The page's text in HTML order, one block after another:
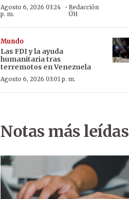
Agosto 6, 2026 03:24
p. m.
· Redacción
ÚH
Mundo
Las FDI y la ayuda
humanitaria tras
terremotos en Venezuela
Agosto 6, 2026 03:01 p. m.
Notas más leídas